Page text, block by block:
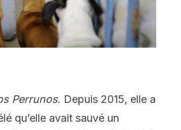
Perrunos. Depuis 2015, elle a
qu’elle avait sauvé un